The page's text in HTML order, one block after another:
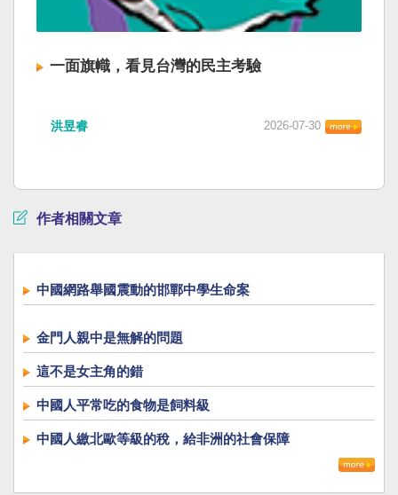
一面旗幟，看見台灣的民主考驗
洪昱睿 2026-07-30
作者相關文章
中國網路舉國震動的邯鄲中學生命案
金門人親中是無解的問題
這不是女主角的錯
中國人平常吃的食物是飼料級
中國人繳北歐等級的稅，給非洲的社會保障